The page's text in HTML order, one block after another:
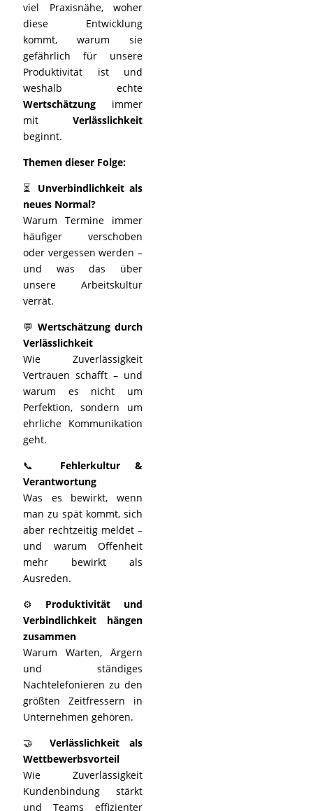
viel Praxisnähe, woher
diese Entwicklung
kommt, warum sie
gefährlich für unsere
Produktivität ist und
weshalb echte
Wertschätzung immer
mit Verlässlichkeit
beginnt.
Themen dieser Folge:
⏳ Unverbindlichkeit als
neues Normal?
Warum Termine immer
häufiger verschoben
oder vergessen werden –
und was das über
unsere Arbeitskultur
verrät.
💬Wertschätzung durch
Verlässlichkeit
Wie Zuverlässigkeit
Vertrauen schafft – und
warum es nicht um
Perfektion, sondern um
ehrliche Kommunikation
geht.
📞 Fehlerkultur &
Verantwortung
Was es bewirkt, wenn
man zu spät kommt, sich
aber rechtzeitig meldet –
und warum Offenheit
mehr bewirkt als
Ausreden.
⚙️ Produktivität und
Verbindlichkeit hängen
zusammen
Warum Warten, Ärgern
und ständiges
Nachtelefonieren zu den
größten Zeitfressern in
Unternehmen gehören.
🤝Verlässlichkeit als
Wettbewerbsvorteil
Wie Zuverlässigkeit
Kundenbindung stärkt
und Teams effizienter